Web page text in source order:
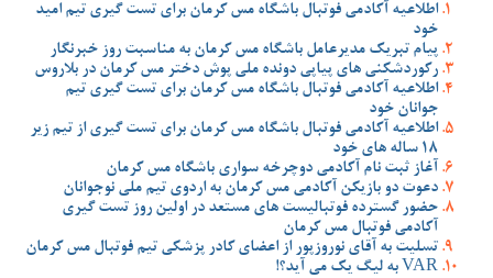
اطلاعیه آکادمی فوتبال باشگاه مس کرمان برای تست گیری تیم امید
خود
پیام تبریک مدیرعامل باشگاه مس کرمان به مناسبت روز خبرنگار
رکوردشکنی های پیاپی دونده ملی پوش دختر مس کرمان در بلاروس
اطلاعیه آکادمی فوتبال باشگاه مس کرمان برای تست گیری تیم
جوانان خود
اطلاعیه آکادمی فوتبال باشگاه مس کرمان برای تست گیری از تیم زیر
18 ساله های خود
آغاز ثبت نام آکادمی دوچرخه سواری باشگاه مس کرمان
دعوت دو بازیکن آکادمی مس کرمان به اردوی تیم ملی نوجوانان
حضور گسترده فوتبالیست های مستعد در اولین روز تست گیری
آکادمی فوتبال مس کرمان
تسلیت به آقای نوروزپور از اعضای کادر پزشکی تیم فوتبال مس کرمان
VAR به لیگ یک می آید؟!